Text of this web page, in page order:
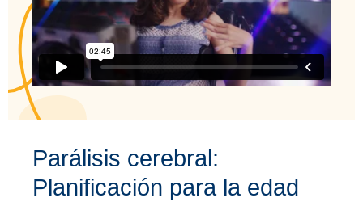
Parálisis cerebral:
Planificación para la edad